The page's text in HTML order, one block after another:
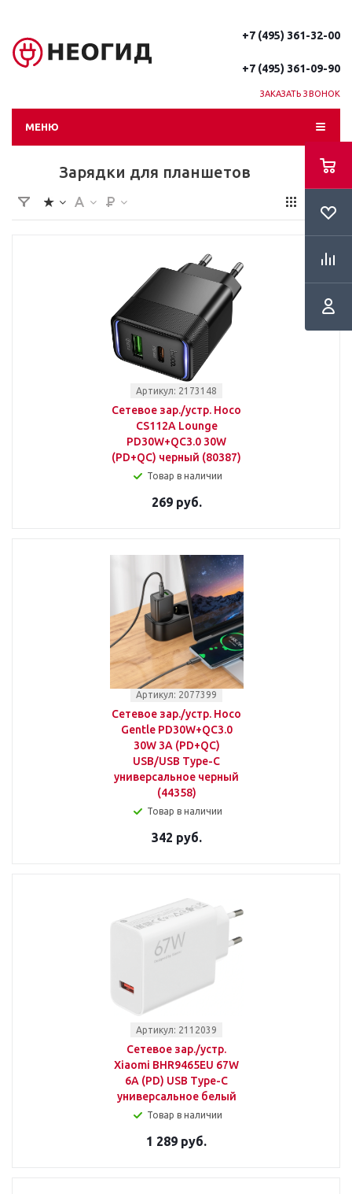
+7 (495) 361-32-00
+7 (495) 361-09-90
ЗАКАЗАТЬ ЗВОНОК
МЕНЮ
Зарядки для планшетов
Артикул: 2173148
Сетевое зар./устр. Hoco
CS112A Lounge
PD30W+QC3.0 30W
(PD+QC) черный (80387)
Товар в наличии
269 руб.
Артикул: 2077399
Сетевое зар./устр. Hoco
Gentle PD30W+QC3.0
30W 3A (PD+QC)
USB/USB Type-C
универсальное черный
(44358)
Товар в наличии
342 руб.
Артикул: 2112039
Сетевое зар./устр.
Xiaomi BHR9465EU 67W
6A (PD) USB Type-C
универсальное белый
Товар в наличии
1 289 руб.